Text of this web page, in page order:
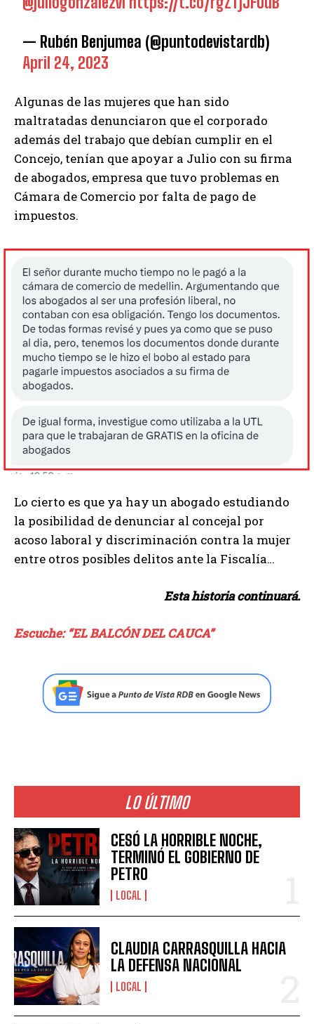
— Rubén Benjumea (@puntodevistardb)
April 24, 2023
Algunas de las mujeres que han sido
maltratadas denunciaron que el corporado
además del trabajo que debían cumplir en el
Concejo, tenían que apoyar a Julio con su firma
de abogados, empresa que tuvo problemas en
Cámara de Comercio por falta de pago de
impuestos.
Lo cierto es que ya hay un abogado estudiando
la posibilidad de denunciar al concejal por
acoso laboral y discriminación contra la mujer
entre otros posibles delitos ante la Fiscalía…
Esta historia continuará.
Escuche: “EL BALCÓN DEL CAUCA”
LO ÚLTIMO
CESÓ LA HORRIBLE NOCHE,
TERMINÓ EL GOBIERNO DE
PETRO
LOCAL
CLAUDIA CARRASQUILLA HACIA
LA DEFENSA NACIONAL
LOCAL